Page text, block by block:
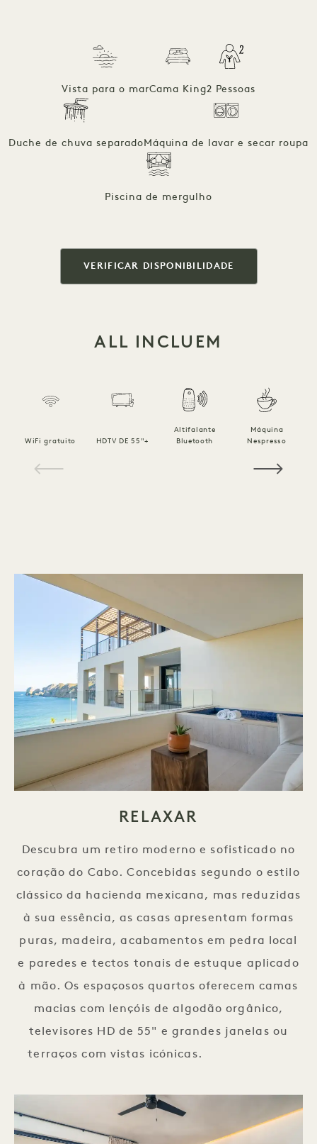
Vista para o marCama King2 Pessoas
Duche de chuva separadoMáquina de lavar e secar roupa
Piscina de mergulho
VERIFICAR DISPONIBILIDADE
ALL INCLUEM
WiFi gratuito HDTV DE 55"+
Altifalante
Bluetooth
Máquina
Nespresso
RELAXAR
Descubra um retiro moderno e sofisticado no
coração do Cabo. Concebidas segundo o estilo
clássico da hacienda mexicana, mas reduzidas
à sua essência, as casas apresentam formas
puras, madeira, acabamentos em pedra local
e paredes e tectos tonais de estuque aplicado
à mão. Os espaçosos quartos oferecem camas
macias com lençóis de algodão orgânico,
televisores HD de 55" e grandes janelas ou
terraços com vistas icónicas.